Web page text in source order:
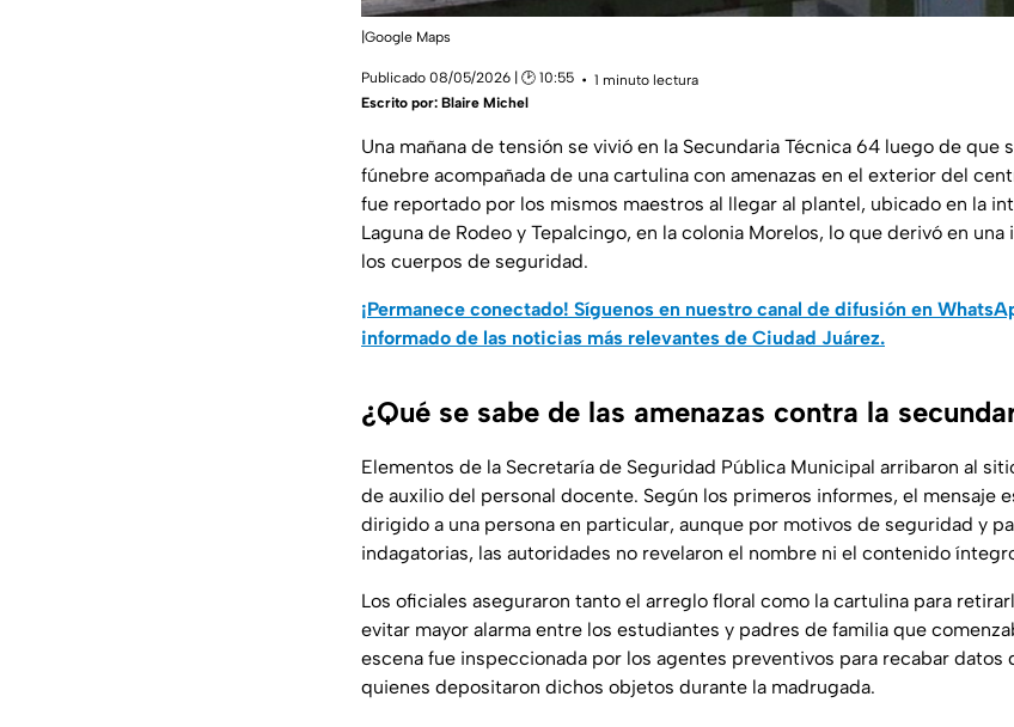
|Google Maps
Publicado 08/05/2026 | 🕑 10:55
1 minuto lectura
Escrito por: Blaire Michel
Una mañana de tensión se vivió en la Secundaria Técnica 64 luego de que
fúnebre acompañada de una cartulina con amenazas en el exterior del
fue reportado por los mismos maestros al llegar al plantel, ubicado en la
Laguna de Rodeo y Tepalcingo, en la colonia Morelos, lo que derivó en
los cuerpos de seguridad.
¡Permanece conectado! Síguenos en nuestro canal de difusión en
informado de las noticias más relevantes de Ciudad Juárez.
¿Qué se sabe de las amenazas contra la
Elementos de la Secretaría de Seguridad Pública Municipal arribaron al
de auxilio del personal docente. Según los primeros informes, el mensaje
dirigido a una persona en particular, aunque por motivos de seguridad y
indagatorias, las autoridades no revelaron el nombre ni el contenido
Los oficiales aseguraron tanto el arreglo floral como la cartulina para
evitar mayor alarma entre los estudiantes y padres de familia que
escena fue inspeccionada por los agentes preventivos para recabar
quienes depositaron dichos objetos durante la madrugada.